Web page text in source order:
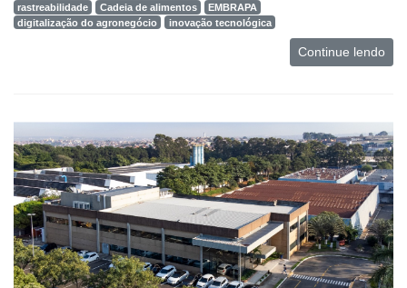
rastreabilidade
Cadeia de alimentos
EMBRAPA
digitalização do agronegócio
inovação tecnológica
Continue lendo